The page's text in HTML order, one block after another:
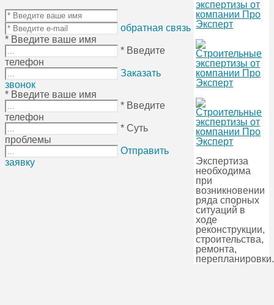
Экспертиза
необходима
при
возникновении
ряда спорных
ситуаций в
ходе
реконструкции,
строительства,
ремонта,
перепланировки.
обратная связь
* Введите ваше имя
* Введите
телефон
Заказать
звонок
* Введите ваше имя
* Введите
телефон
* Суть
проблемы
Отправить
заявку